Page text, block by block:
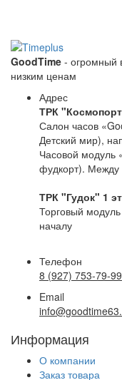
GoodTime - огромный
низким ценам
Адрес
ТРК
Салон часов
Детский мир),
Часовой модуль
фудкорт). Между
ТРК "Гудок" 1
Торговый
началу
Телефон
8 (927) 753-79-99
Email
Информация
О компании
Заказ товара